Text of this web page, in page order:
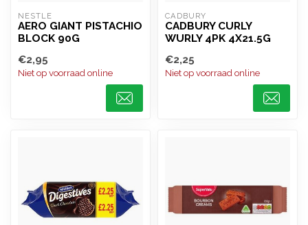
NESTLE
AERO GIANT PISTACHIO
BLOCK 90G
€2,95
Niet op voorraad online
CADBURY
CADBURY CURLY
WURLY 4PK 4X21.5G
€2,25
Niet op voorraad online